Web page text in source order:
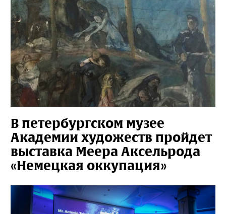
В петербургском музее
Академии художеств пройдет
выставка Меера Аксельрода
«Немецкая оккупация»